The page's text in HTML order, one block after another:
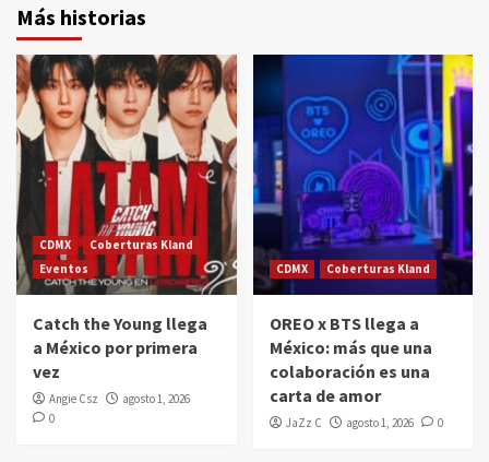
Más historias
CDMX
Coberturas Kland
Eventos
Catch the Young llega
a México por primera
vez
Angie Csz
agosto 1, 2026
0
CDMX Coberturas Kland
OREO x BTS llega a
México: más que una
colaboración es una
carta de amor
JaZz C agosto 1, 2026 0